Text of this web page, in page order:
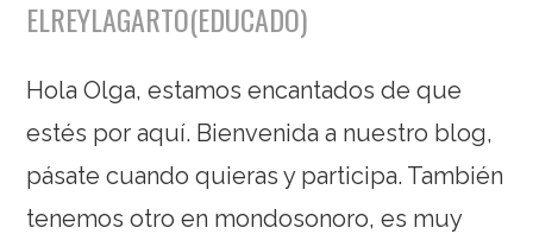
ELREYLAGARTO(EDUCADO)
Hola Olga, estamos encantados de que
estés por aquí. Bienvenida a nuestro blog,
pásate cuando quieras y participa. También
tenemos otro en mondosonoro, es muy